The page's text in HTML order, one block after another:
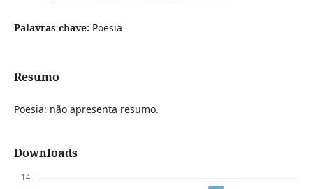
Palavras-chave: Poesia
Resumo
Poesia: não apresenta resumo.
Downloads